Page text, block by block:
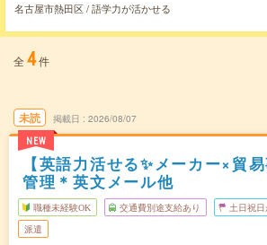
名古屋市熱田区 / 語学力が活かせる
全 4件
未読
NEW
掲載日 2026/08/07
【英語力活せる✨メーカー×貿
管理＊英文メール他
職種未経験OK 交通費別途支給あり 土日祝
派遣